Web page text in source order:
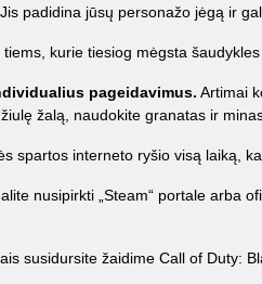
Jis padidina jūsų personažo jėgą ir
kurie tiesiog mėgsta
pageidavimus. Artimai
žalą, naudokite granatas ir
spartos interneto ryšio visą laiką,
nusipirkti „Steam“ portale arba
susidursite žaidime Call of Duty: